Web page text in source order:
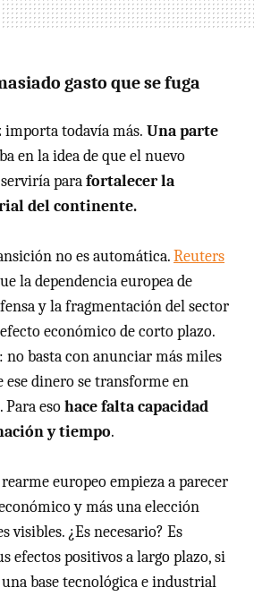
gasto que se fuga
importa todavía más. Una parte
en la idea de que el nuevo
parafortalecer la
del continente.
no es automática.Reuters
la dependencia europea de
y la fragmentación del sector
económico de corto plazo.
basta con anunciar más miles
ese dinero se transforme en
esohace falta capacidad
y tiempo.
europeo empieza a parecer
y más una elección
visibles. ¿Es necesario? Es
efectos positivos a largo plazo, si
base tecnológica e industrial